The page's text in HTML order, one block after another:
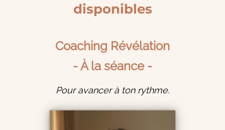
disponibles
Coaching Révélation
- À la séance -
Pour avancer à ton rythme.